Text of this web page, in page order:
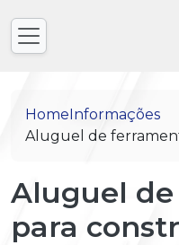
HomeInformações
Aluguel de
Aluguel
para